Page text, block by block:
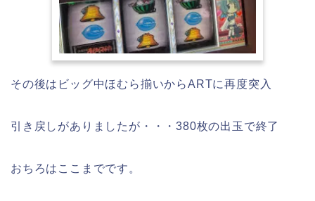
その後はビッグ中ほむら揃いからARTに再度突入
引き戻しがありましたが・・・380枚の出玉で終了
おちろはここまでです。